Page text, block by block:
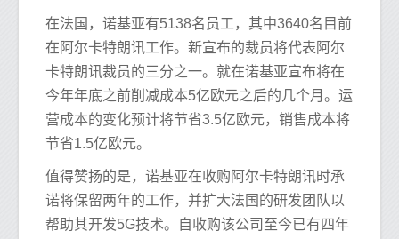
在法国，诺基亚有5138名员工，其中3640名目前
在阿尔卡特朗讯工作。新宣布的裁员将代表阿尔
卡特朗讯裁员的三分之一。就在诺基亚宣布将在
今年年底之前削减成本5亿欧元之后的几个月。运
营成本的变化预计将节省3.5亿欧元，销售成本将
节省1.5亿欧元。
值得赞扬的是，诺基亚在收购阿尔卡特朗讯时承
诺将保留两年的工作，并扩大法国的研发团队以
帮助其开发5G技术。自收购该公司至今已有四年